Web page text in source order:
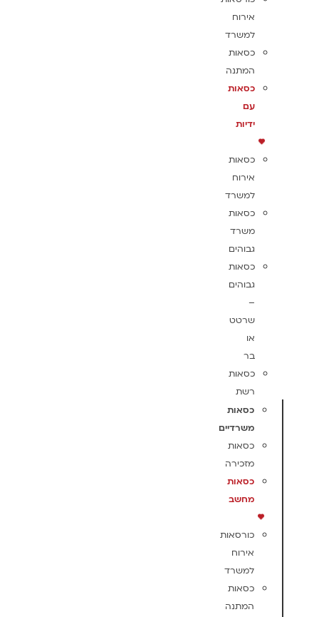
אירוח
למשרד
כסאות
המתנה
כסאות
עם
ידיות
כסאות
אירוח
למשרד
כסאות
משרד
גבוהים
כסאות
גבוהים
–
שרטט
או
בר
כסאות
רשת
כסאות
משרדיים
כסאות
מזכירה
כסאות
מחשב
כורסאות
אירוח
למשרד
כסאות
המתנה